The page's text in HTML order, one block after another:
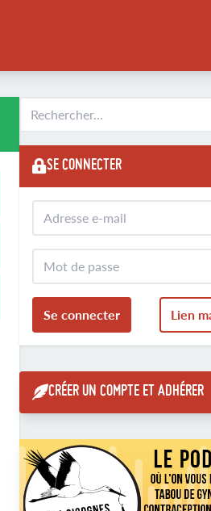
SE CONNECTER
Se connecter Lien
CRÉER UN COMPTE ET ADHÉRER